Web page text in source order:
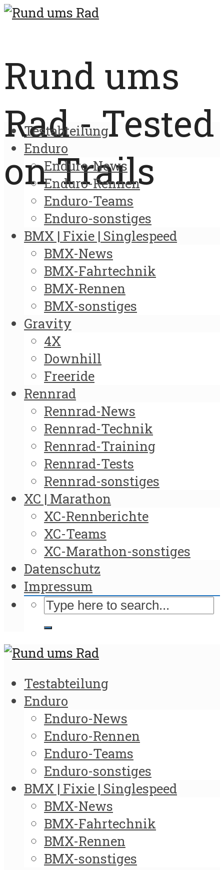
Rund ums
Rad - Tested
on Trails
Testabteilung
Enduro
Enduro-News
Enduro-Rennen
Enduro-Teams
Enduro-sonstiges
BMX | Fixie | Singlespeed
BMX-News
BMX-Fahrtechnik
BMX-Rennen
BMX-sonstiges
Gravity
4X
Downhill
Freeride
Rennrad
Rennrad-News
Rennrad-Technik
Rennrad-Training
Rennrad-Tests
Rennrad-sonstiges
XC | Marathon
XC-Rennberichte
XC-Teams
XC-Marathon-sonstiges
Datenschutz
Impressum
Testabteilung
Enduro
Enduro-News
Enduro-Rennen
Enduro-Teams
Enduro-sonstiges
BMX | Fixie | Singlespeed
BMX-News
BMX-Fahrtechnik
BMX-Rennen
BMX-sonstiges